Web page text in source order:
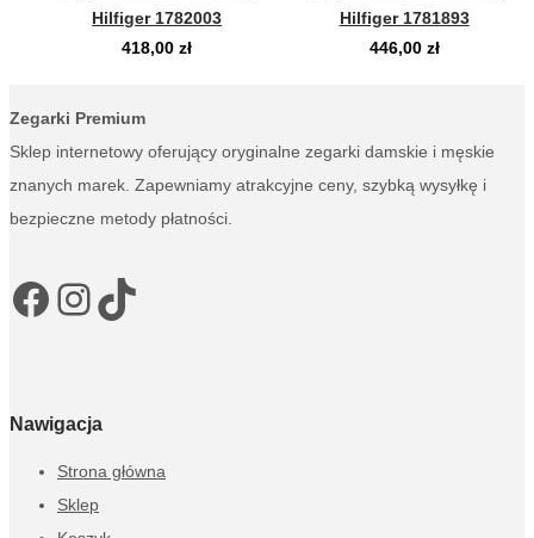
Hilfiger 1782003
418,00zł
Hilfiger 1781893
446,00 zł
Zegarki Premium
Sklep internetowy oferujący oryginalne zegarki damskie i męskie
znanych marek. Zapewniamy atrakcyjne ceny, szybką wysyłkę i
bezpieczne metody płatności.
Facebook Instagram TikTok
Nawigacja
Strona główna
Sklep